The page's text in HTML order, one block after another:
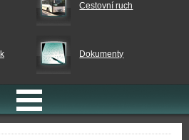
Cestovní ruch
Dokumenty